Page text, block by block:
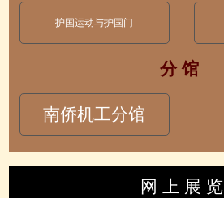
护国运动与护国门
分 馆
南侨机工分馆
网 上 展 览